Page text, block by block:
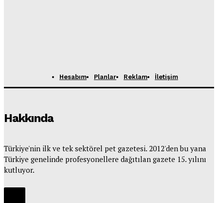
Hesabım Planlar Reklam İletişim
Hakkında
Türkiye'nin ilk ve tek sektörel pet gazetesi. 2012'den bu yana
Türkiye genelinde profesyonellere dağıtılan gazete 15. yılını
kutluyor.